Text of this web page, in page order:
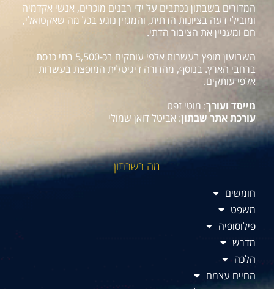
המדורים בשבתון נכתבים על ידי רבנים מוכרים, אנשי אקדמיה
ומובילי דעה בציונות הדתית, והמגזין נוגע בכל מה שאקטואלי,
חם ומעניין את הציבור הדתי.
השבועון מופץ בעשרות אלפי עותקים בכ-5,500 בתי כנסת
ברחבי הארץ. בנוסף, מהדורה דיגיטלית המופצת בעשרות
אלפי עותקים.
מייסד ועורך: מוטי זפט
עורכת אתר שבתון: אביטל דואן שמולי
מה בשבתון
חומשים
משפט
פילוסופיה
מדרש
הלכה
החיים עצמם